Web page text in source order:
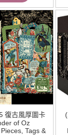
復古風厚圖卡
of Oz
Tags &